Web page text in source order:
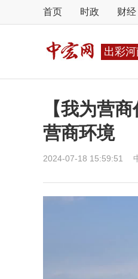
首页 时政 财经
出彩
【我为营
营商环境
2024-07-18 15:59:51